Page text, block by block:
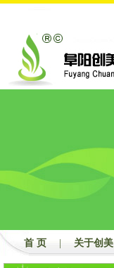
首 页 关于创美